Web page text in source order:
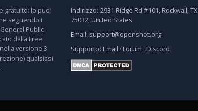
gratuito: lo puoi
seguendo i
Public
dalla Free
versione 3
qualsiasi
Indirizzo: 2931 Ridge Rd #101, Rockwall, TX
75032, United States
Email: support@openshot.org
Supporto: Email · Forum · Discord